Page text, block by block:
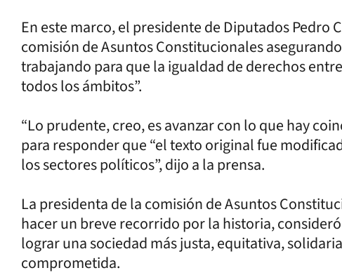
En este marco, el presidente de Diputados Pedro
comisión de Asuntos Constitucionales
trabajando para que la igualdad de derechos
todos los ámbitos”.
“Lo prudente, creo, es avanzar con lo que hay
para responder que “el texto original fue
los sectores políticos”, dijo a la prensa.
La presidenta de la comisión de Asuntos
hacer un breve recorrido por la historia,
lograr una sociedad más justa, equitativa,
comprometida.